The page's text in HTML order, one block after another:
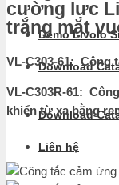
Download
Liên hệ
Demo Livolo
Download
cường lực
trắng mặt
VL-C303-61: Công
VL-C303R-61:
khiển từ xa bằng